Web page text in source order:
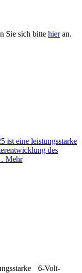
Sie sich bitte hieran.
ist eine leistungsstarke
des
Mehr
6-Volt-